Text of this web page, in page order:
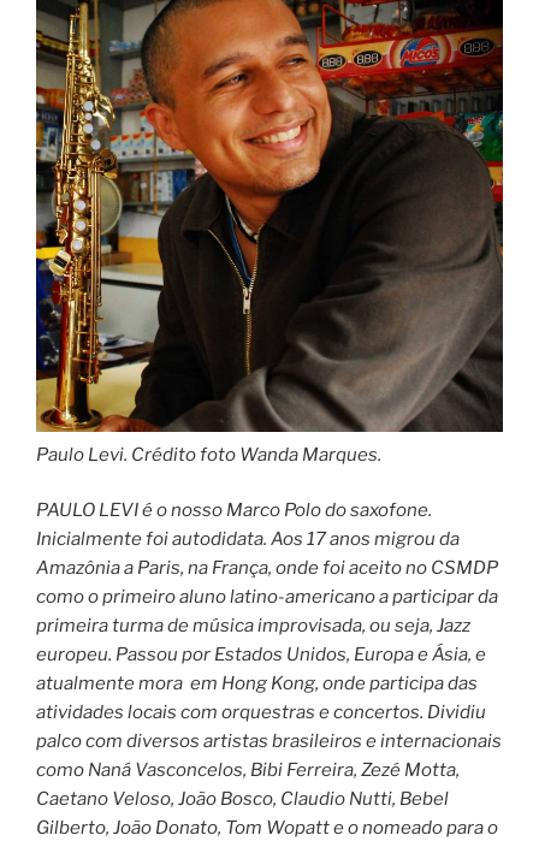
Paulo Levi. Crédito foto Wanda Marques.
PAULO LEVI é o nosso Marco Polo do saxofone.
Inicialmente foi autodidata. Aos 17 anos migrou da
Amazônia a Paris, na França, onde foi aceito no CSMDP
como o primeiro aluno latino-americano a participar da
primeira turma de música improvisada, ou seja, Jazz
europeu. Passou por Estados Unidos, Europa e Ásia, e
atualmente mora em Hong Kong, onde participa das
atividades locais com orquestras e concertos. Dividiu
palco com diversos artistas brasileiros e internacionais
como Naná Vasconcelos, Bibi Ferreira, Zezé Motta,
Caetano Veloso, João Bosco, Claudio Nutti, Bebel
Gilberto, João Donato, Tom Wopatt e o nomeado para o